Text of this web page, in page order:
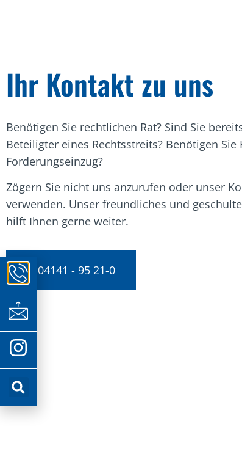
Ihr Kontakt zu uns
Benötigen Sie rechtlichen Rat? Sind Sie
Beteiligter eines Rechtsstreits? Benötigen Sie
Forderungseinzug?
Zögern Sie nicht uns anzurufen oder unser
verwenden. Unser freundliches und
hilft Ihnen gerne weiter.
04141 - 95 21-0